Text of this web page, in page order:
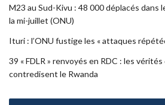
M23 au Sud-Kivu : 48 000 déplacés dans
la mi-juillet (ONU)
Ituri : l’ONU fustige les « attaques
39 « FDLR » renvoyés en RDC : les
contredisent le Rwanda